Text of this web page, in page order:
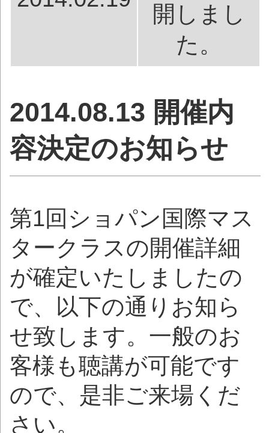
開しまし
た。
2014.08.13 開催内
容決定のお知らせ
第1回ショパン国際マス
タークラスの開催詳細
が確定いたしましたの
で、以下の通りお知ら
せ致します。一般のお
客様も聴講が可能です
ので、是非ご来場くだ
さい。